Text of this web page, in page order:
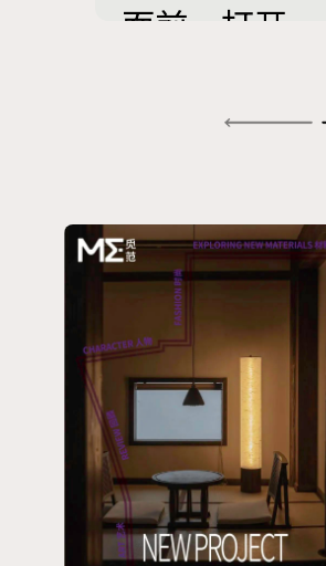
面前，打开一
以往在 HAY
传统，今年
3daysofdesign
设计节期间，
HAY于当代艺
术机构 O–
Overgaden，